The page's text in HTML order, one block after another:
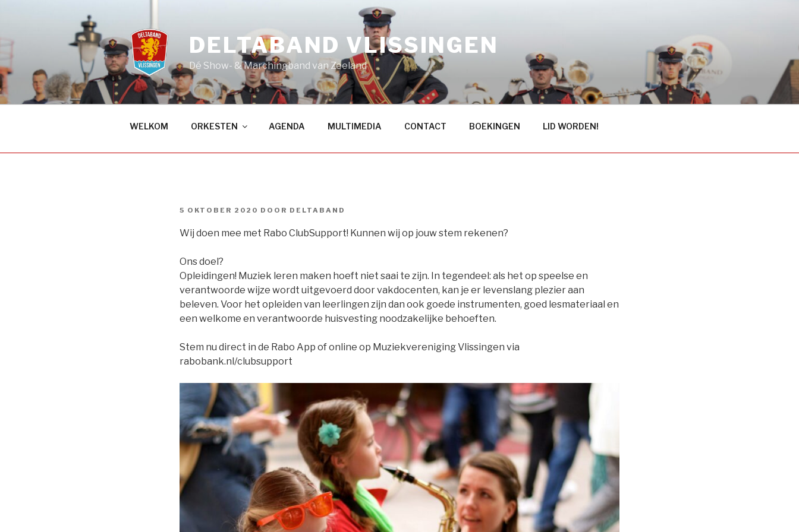
DELTABAND VLISSINGEN
Dé Show- & Marchingband van Zeeland
WELKOM ORKESTEN AGENDA MULTIMEDIA CONTACT BOEKINGEN LID WORDEN!
GEPLAATST
5 OKTOBER 2020 DOOR DELTABAND
Wij doen mee met Rabo ClubSupport! Kunnen wij op jouw stem rekenen?
Ons doel?
Opleidingen! Muziek leren maken hoeft niet saai te zijn. In tegendeel: als het op speelse en
verantwoorde wijze wordt uitgevoerd door vakdocenten, kan je er levenslang plezier aan
beleven. Voor het opleiden van leerlingen zijn dan ook goede instrumenten, goed lesmateriaal en
een welkome en verantwoorde huisvesting noodzakelijke behoeften.
Stem nu direct in de Rabo App of online op Muziekvereniging Vlissingen via
rabobank.nl/clubsupport